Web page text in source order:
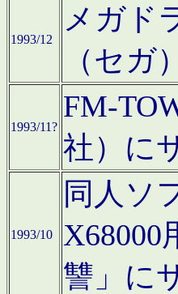
1993/12
メガド
（セ
1993/11?
FM-
社）に
1993/10
同人ソ
讐」に